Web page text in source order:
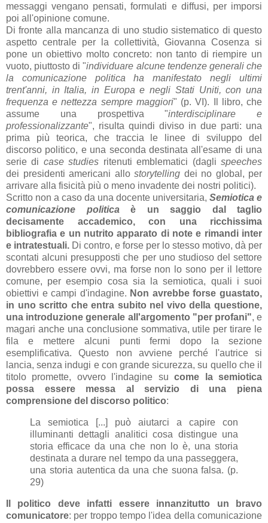
messaggi vengano pensati, formulati e diffusi, per imporsi
poi all'opinione comune.
Di fronte alla mancanza di uno studio sistematico di questo
aspetto centrale per la collettività, Giovanna Cosenza si
pone un obiettivo molto concreto: non tanto di riempire un
vuoto, piuttosto di "individuare alcune tendenze generali che
la comunicazione politica ha manifestato negli ultimi
trent'anni, in Italia, in Europa e negli Stati Uniti, con una
frequenza e nettezza sempre maggiori" (p. VI). Il libro, che
assume una prospettiva "interdisciplinare e
professionalizzante", risulta quindi diviso in due parti: una
prima più teorica, che traccia le linee di sviluppo del
discorso politico, e una seconda destinata all'esame di una
serie di case studies ritenuti emblematici (daglispeeches
dei presidenti americani allo storytelling dei no global, per
arrivare alla fisicità più o meno invadente dei nostri politici).
Scritto non a caso da una docente universitaria, Semiotica e
comunicazione politica è un saggio dal taglio
decisamente accademico, con una ricchissima
bibliografia e un nutrito apparato di note e rimandi inter
e intratestuali. Di contro, e forse per lo stesso motivo, dà per
scontati alcuni presupposti che per uno studioso del settore
dovrebbero essere ovvi, ma forse non lo sono per il lettore
comune, per esempio cosa sia la semiotica, quali i suoi
obiettivi e campi d'indagine. Non avrebbe forse guastato,
in uno scritto che entra subito nel vivo della questione,
una introduzione generale all'argomento "per profani", e
magari anche una conclusione sommativa, utile per tirare le
fila e mettere alcuni punti fermi dopo la sezione
esemplificativa. Questo non avviene perché l'autrice si
lancia, senza indugi e con grande sicurezza, su quello che il
titolo promette, ovvero l'indagine sucome la semiotica
possa essere messa al servizio di una piena
comprensione del discorso politico:
La semiotica [...] può aiutarci a capire con
illuminanti dettagli analitici cosa distingue una
storia efficace da una che non lo è, una storia
destinata a durare nel tempo da una passeggera,
una storia autentica da una che suona falsa. (p.
29)
Il politico deve infatti essere innanzitutto un bravo
comunicatore: per troppo tempo l'idea della comunicazione